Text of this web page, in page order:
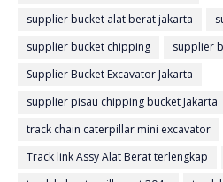
supplier bucket alat berat jakarta
supplier bucket chipping
supplier
Supplier Bucket Excavator Jakarta
supplier pisau chipping bucket Jakarta
track chain caterpillar mini excavator
Track link Assy Alat Berat terlengkap